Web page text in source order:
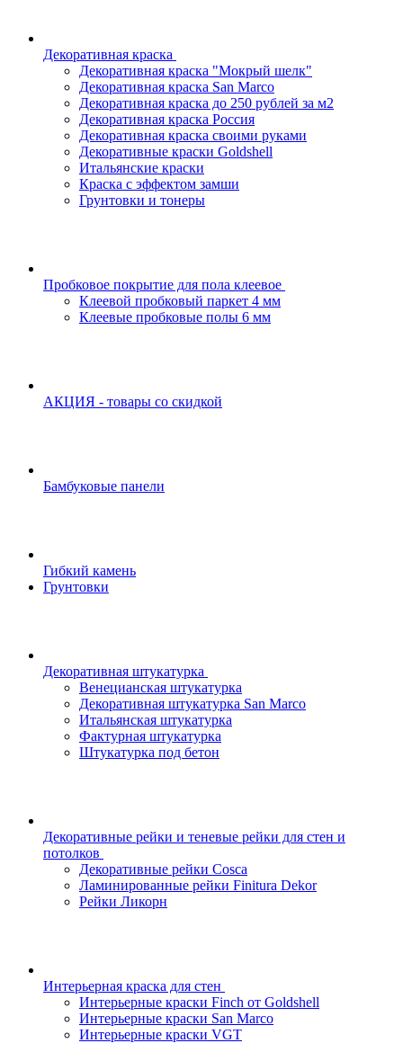
Декоративная краска
Декоративная краска "Мокрый шелк"
Декоративная краска San Marco
Декоративная краска до 250 рублей за м2
Декоративная краска Россия
Декоративная краска своими руками
Декоративные краски Goldshell
Итальянские краски
Краска с эффектом замши
Грунтовки и тонеры
Пробковое покрытие для пола клеевое
Клеевой пробковый паркет 4 мм
Клеевые пробковые полы 6 мм
АКЦИЯ - товары со скидкой
Бамбуковые панели
Гибкий камень
Грунтовки
Декоративная штукатурка
Венецианская штукатурка
Декоративная штукатурка San Marco
Итальянская штукатурка
Фактурная штукатурка
Штукатурка под бетон
Декоративные рейки и теневые рейки для стен и
потолков
Декоративные рейки Cosca
Ламинированные рейки Finitura Dekor
Рейки Ликорн
Интерьерная краска для стен
Интерьерные краски Finch от Goldshell
Интерьерные краски San Marco
Интерьерные краски VGT